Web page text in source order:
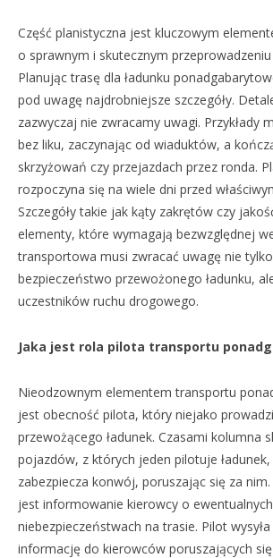
Część planistyczna jest kluczowym
o sprawnym i skutecznym
Planując trasę dla ładunku
pod uwagę najdrobniejsze szczegóły.
zazwyczaj nie zwracamy uwagi. Przykłady
bez liku, zaczynając od wiaduktów, a
skrzyżowań czy przejazdach przez ronda.
rozpoczyna się na wiele dni przed
Szczegóły takie jak kąty zakrętów czy
elementy, które wymagają bezwzględnej
transportowa musi zwracać uwagę nie
bezpieczeństwo przewożonego ładunku,
uczestników ruchu drogowego.
Jaka jest rola pilota transportu
Nieodzownym elementem transportu
jest obecność pilota, który niejako
przewożącego ładunek. Czasami kolumna
pojazdów, z których jeden pilotuje ładunek,
zabezpiecza konwój, poruszając się za
jest informowanie kierowcy o
niebezpieczeństwach na trasie. Pilot
informację do kierowców poruszających